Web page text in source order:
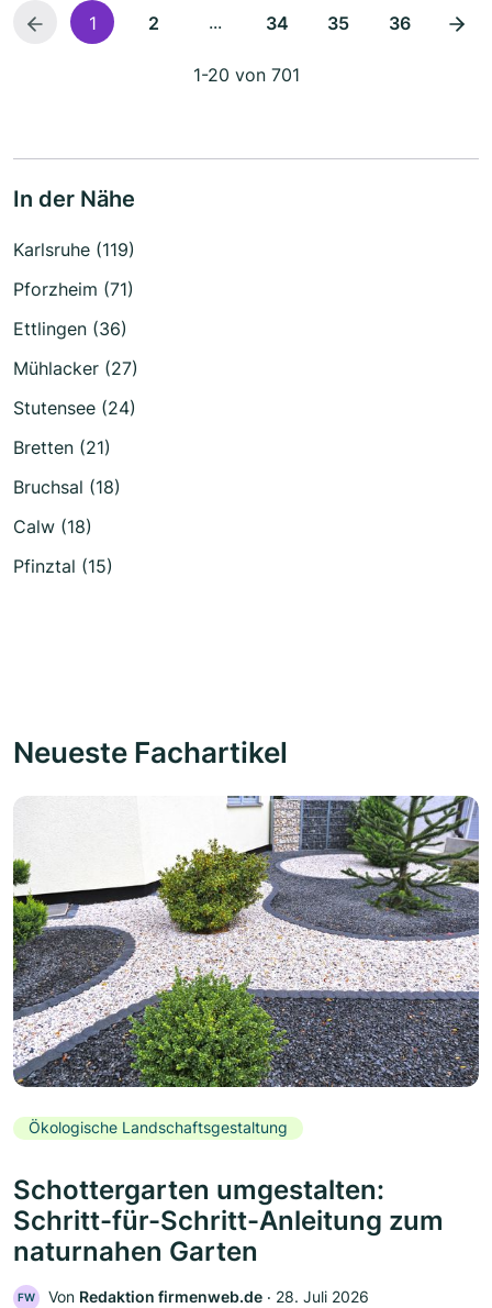
1 2 ... 34 35 36
1-20 von 701
In der Nähe
Karlsruhe (119)
Pforzheim (71)
Ettlingen (36)
Mühlacker (27)
Stutensee (24)
Bretten (21)
Bruchsal (18)
Calw (18)
Pfinztal (15)
Neueste Fachartikel
Ökologische Landschaftsgestaltung
Schottergarten umgestalten:
Schritt-für-Schritt-Anleitung zum
naturnahen Garten
FW Von Redaktion firmenweb.de ‧ 28. Juli 2026